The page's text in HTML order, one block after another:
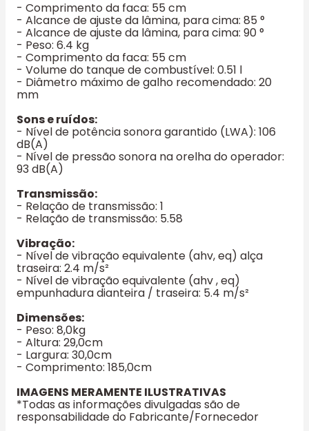
- Comprimento da faca: 55 cm
- Alcance de ajuste da lâmina, para cima: 85 °
- Alcance de ajuste da lâmina, para cima: 90 °
- Peso: 6.4 kg
- Comprimento da faca: 55 cm
- Volume do tanque de combustível: 0.51 l
- Diâmetro máximo de galho recomendado: 20
mm
Sons e ruídos:
- Nível de potência sonora garantido (LWA): 106
dB(A)
- Nível de pressão sonora na orelha do operador:
93 dB(A)
Transmissão:
- Relação de transmissão: 1
- Relação de transmissão: 5.58
Vibração:
- Nível de vibração equivalente (ahv, eq) alça
traseira: 2.4 m/s²
- Nível de vibração equivalente (ahv , eq)
empunhadura dianteira / traseira: 5.4 m/s²
Dimensões:
- Peso: 8,0kg
- Altura: 29,0cm
- Largura: 30,0cm
- Comprimento: 185,0cm
IMAGENS MERAMENTE ILUSTRATIVAS
*Todas as informações divulgadas são de
responsabilidade do Fabricante/Fornecedor